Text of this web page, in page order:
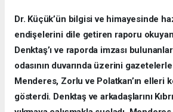
Dr. Küçük’ün bilgisi ve himayesinde
endişelerini dile getiren raporu
Denktaş’ı ve raporda imzası
odasının duvarında üzerini gazetelerle
Menderes, Zorlu ve Polatkan’ın elleri
gösterdi. Denktaş ve arkadaşlarını